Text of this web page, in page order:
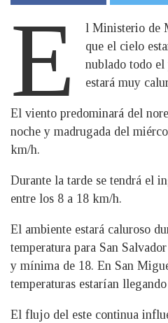
E
l Ministerio de
que el cielo
nublado todo
estará muy
El viento predominará del
noche y madrugada del
km/h.
Durante la tarde se tendrá el
entre los 8 a 18 km/h.
El ambiente estará caluroso
temperatura para San
y mínima de 18. En San
temperaturas estarían
El flujo del este continua